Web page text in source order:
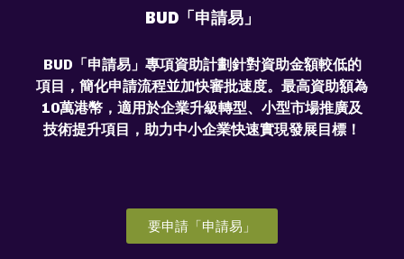
BUD「申請易」
BUD「申請易」專項資助計劃針對資助金額較低的
項目，簡化申請流程並加快審批速度。最高資助額為
10萬港幣，適用於企業升級轉型、小型市場推廣及
技術提升項目，助力中小企業快速實現發展目標！
要申請「申請易」